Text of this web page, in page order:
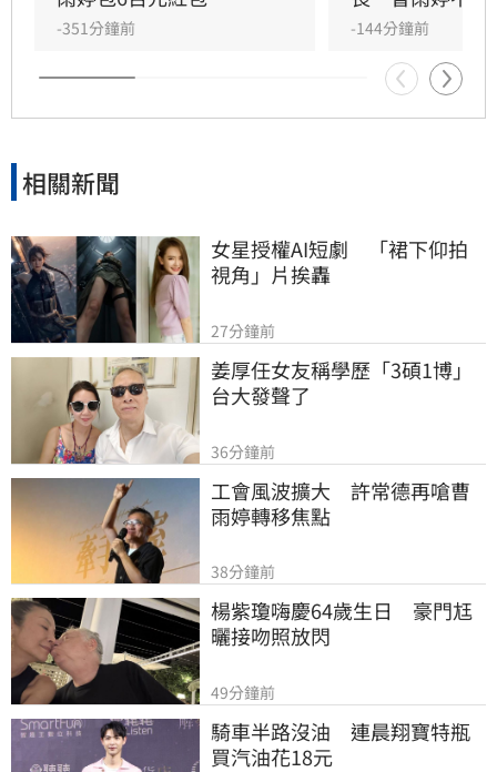
上。由於曹雨婷曾主動表示協助田路路，隨後引
發外界檢視工會作為，許常德呼籲曹雨婷應公開
說明近年會務內容，包括會費、企業贊助與政府
補助等經費運用情形，確保財務透明公開，才能
員權益獲得實質保障與完善照顧。
-351分鐘前 -144分鐘前
相關新聞
女星授權AI短劇　「裙下仰拍
視角」片挨轟
27分鐘前
姜厚任女友稱學歷「3碩1博」
台大發聲了
36分鐘前
工會風波擴大　許常德再嗆曹
雨婷轉移焦點
38分鐘前
楊紫瓊嗨慶64歲生日　豪門尪
曬接吻照放閃
49分鐘前
騎車半路沒油　連晨翔寶特瓶
買汽油花18元